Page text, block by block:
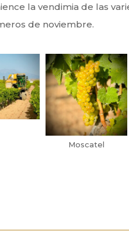
la vendimia de las
de noviembre.
Moscatel